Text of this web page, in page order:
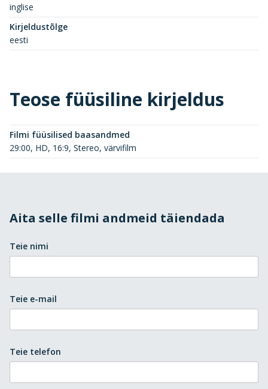
inglise
Kirjeldustõlge
eesti
Teose füüsiline kirjeldus
Filmi füüsilised baasandmed
29:00, HD, 16:9, Stereo, värvifilm
Aita selle filmi andmeid täiendada
Teie nimi
Teie e-mail
Teie telefon